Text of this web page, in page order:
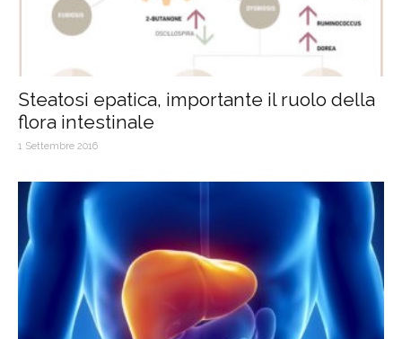
Steatosi epatica, importante il ruolo della
flora intestinale
1 Settembre 2016